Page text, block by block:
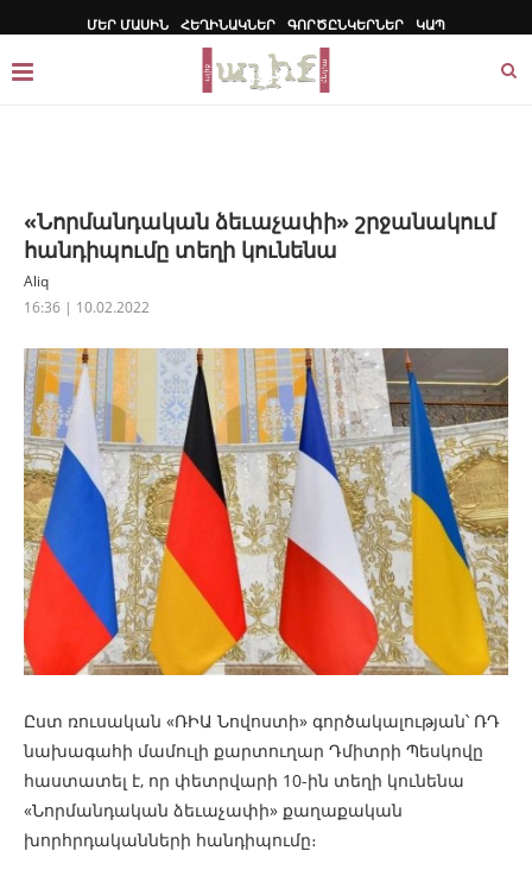
ՄԵՐ ՄԱՍԻՆ ՀԵՂԻՆԱԿՆԵՐ ԳՈՐԾԸՆԿԵՐՆԵՐ ԿԱՊ
«Նորմանդական ձեւաչափի» շրջանակում
հանդիպումը տեղի կունենա
Aliq
16:36 | 10.02.2022
Ըստ ռուսական «ՌԻԱ Նովոստի» գործակալության՝ ՌԴ
նախագահի մամուլի քարտուղար Դմիտրի Պեսկովը
հաստատել է, որ փետրվարի 10-ին տեղի կունենա
«Նորմանդական ձեւաչափի» քաղաքական
խորհրդականների հանդիպումը։